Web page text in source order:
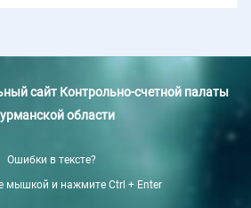
сайт Контрольно-счетной палаты
области
Ошибки в тексте?
мышкой и нажмите Ctrl + Enter